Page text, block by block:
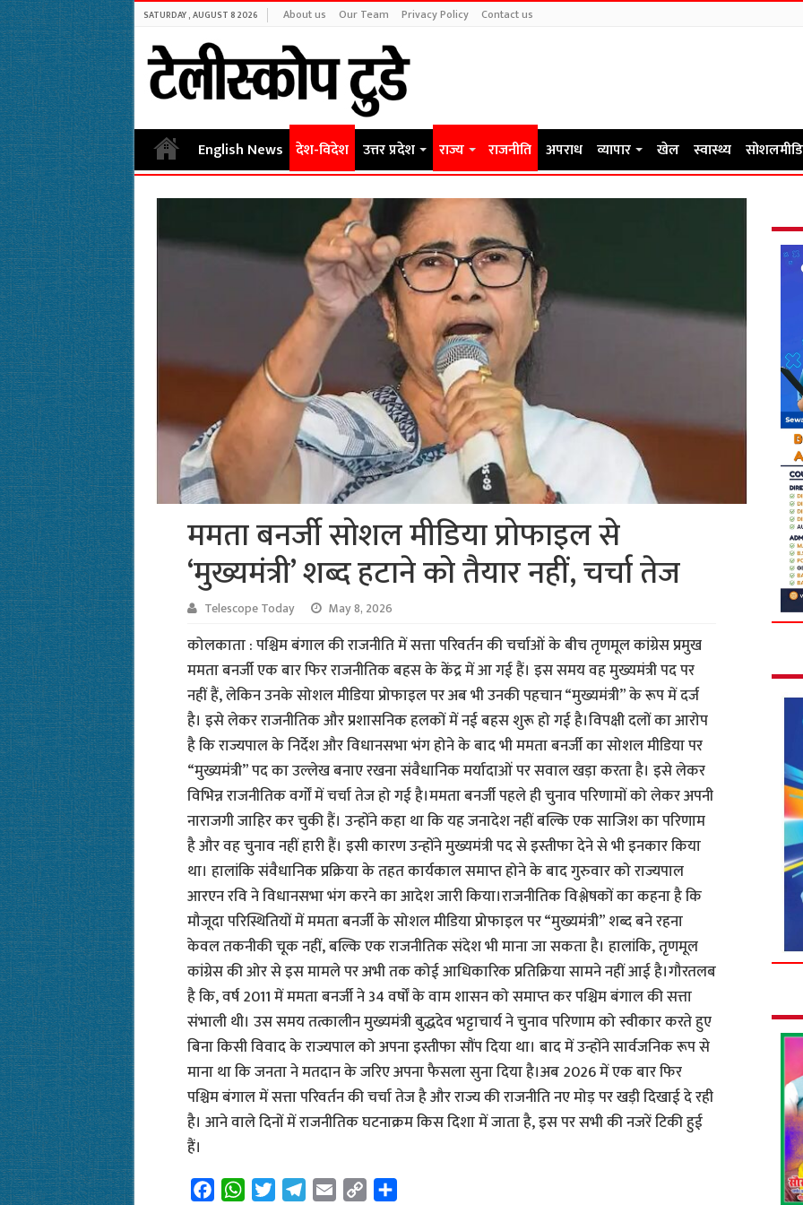
SATURDAY , AUGUST 8 2026 About us Our Team Privacy Policy Contact us
English News देश-विदेश उत्तर प्रदेश राज्य राजनीति अपराध व्यापार खेल स्वास्थ्य
ममता बनर्जी सोशल मीडिया प्रोफाइल से
‘मुख्यमंत्री’ शब्द हटाने को तैयार नहीं, चर्चा तेज
Telescope Today May 8, 2026
कोलकाता : पश्चिम बंगाल की राजनीति में सत्ता परिवर्तन की चर्चाओं के बीच तृणमूल कांग्रेस प्रमुख
ममता बनर्जी एक बार फिर राजनीतिक बहस के केंद्र में आ गई हैं। इस समय वह मुख्यमंत्री पद पर
नहीं हैं, लेकिन उनके सोशल मीडिया प्रोफाइल पर अब भी उनकी पहचान “मुख्यमंत्री” के रूप में दर्ज
है। इसे लेकर राजनीतिक और प्रशासनिक हलकों में नई बहस शुरू हो गई है।विपक्षी दलों का आरोप
है कि राज्यपाल के निर्देश और विधानसभा भंग होने के बाद भी ममता बनर्जी का सोशल मीडिया पर
“मुख्यमंत्री” पद का उल्लेख बनाए रखना संवैधानिक मर्यादाओं पर सवाल खड़ा करता है। इसे लेकर
विभिन्न राजनीतिक वर्गों में चर्चा तेज हो गई है।ममता बनर्जी पहले ही चुनाव परिणामों को लेकर अपनी
नाराजगी जाहिर कर चुकी हैं। उन्होंने कहा था कि यह जनादेश नहीं बल्कि एक साजिश का परिणाम
है और वह चुनाव नहीं हारी हैं। इसी कारण उन्होंने मुख्यमंत्री पद से इस्तीफा देने से भी इनकार किया
था। हालांकि संवैधानिक प्रक्रिया के तहत कार्यकाल समाप्त होने के बाद गुरुवार को राज्यपाल
आरएन रवि ने विधानसभा भंग करने का आदेश जारी किया।राजनीतिक विश्लेषकों का कहना है कि
मौजूदा परिस्थितियों में ममता बनर्जी के सोशल मीडिया प्रोफाइल पर “मुख्यमंत्री” शब्द बने रहना
केवल तकनीकी चूक नहीं, बल्कि एक राजनीतिक संदेश भी माना जा सकता है। हालांकि, तृणमूल
कांग्रेस की ओर से इस मामले पर अभी तक कोई आधिकारिक प्रतिक्रिया सामने नहीं आई है।गौरतलब
है कि, वर्ष 2011 में ममता बनर्जी ने 34 वर्षों के वाम शासन को समाप्त कर पश्चिम बंगाल की सत्ता
संभाली थी। उस समय तत्कालीन मुख्यमंत्री बुद्धदेव भट्टाचार्य ने चुनाव परिणाम को स्वीकार करते हुए
बिना किसी विवाद के राज्यपाल को अपना इस्तीफा सौंप दिया था। बाद में उन्होंने सार्वजनिक रूप से
माना था कि जनता ने मतदान के जरिए अपना फैसला सुना दिया है।अब 2026 में एक बार फिर
पश्चिम बंगाल में सत्ता परिवर्तन की चर्चा तेज है और राज्य की राजनीति नए मोड़ पर खड़ी दिखाई दे रही
है। आने वाले दिनों में राजनीतिक घटनाक्रम किस दिशा में जाता है, इस पर सभी की नजरें टिकी हुई
हैं।
W